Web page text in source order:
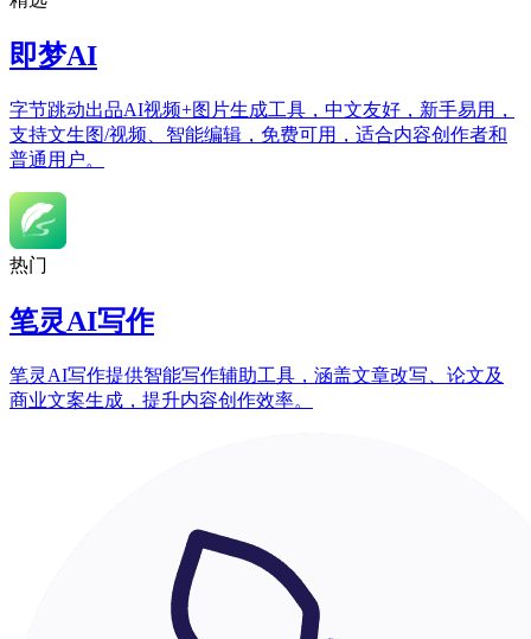
即梦AI
字节跳动出品AI视频+图片生成工具，中文友好，新手易用，
支持文生图/视频、智能编辑，免费可用，适合内容创作者和
普通用户。
热门
笔灵AI写作
笔灵AI写作提供智能写作辅助工具，涵盖文章改写、论文及
商业文案生成，提升内容创作效率。